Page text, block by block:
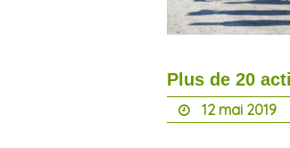
Plus de 20
12 mai 2019